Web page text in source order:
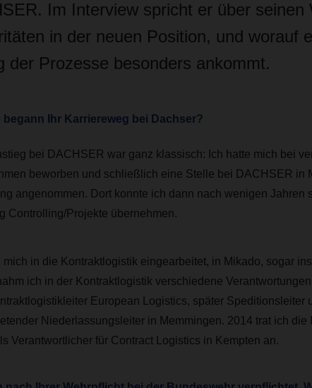
Im Interview spricht er über seinen
in der neuen Position, und worauf
der Prozesse besonders ankommt.
begann Ihr Karriereweg bei Dachser?
bei DACHSER war ganz klassisch: Ich hatte mich bei
beworben und schließlich eine Stelle bei DACHSER in
angenommen. Dort konnte ich dann nach wenigen Jahren
Controlling/Projekte übernehmen.
mich in die Kontraktlogistik eingearbeitet, in Mikado, sogar
ich in der Kontraktlogistik verschiedene
European Logistics, später Speditionsleiter
Niederlassungsleiter in Memmingen. 2014 trat ich die
Verantwortlicher für Contract Logistics in Kempten an.